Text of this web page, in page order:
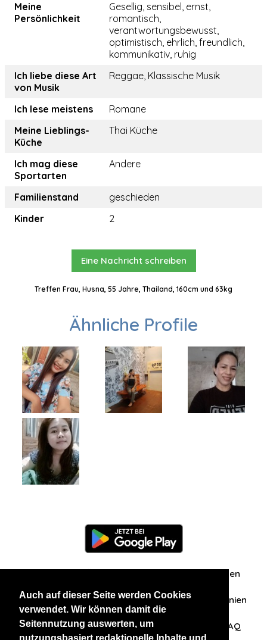
Auch auf dieser Seite werden Cookies
verwendet. Wir können damit die
Seitennutzung auswerten, um
Meine
Persönlichkeit
Gesellig, sensibel, ernst,
romantisch,
verantwortungsbewusst,
optimistisch, ehrlich, freundlich,
kommunikativ, ruhig
Ich liebe diese Art
von Musik
Reggae, Klassische Musik
Ich lese meistens
Romane
Meine Lieblings-
Küche
Thai Küche
Ich mag diese
Sportarten
Andere
Familienstand
geschieden
Kinder
2
Eine Nachricht schreiben
Treffen Frau, Husna, 55 Jahre, Thailand, 160cm und 63kg
Ähnliche Profile
Zuschriften/Erfahrungen
Datenschutzerklärung AGB Datenschutzrichtlinien
Nehmen Sie Kontakt mit uns auf FAQ